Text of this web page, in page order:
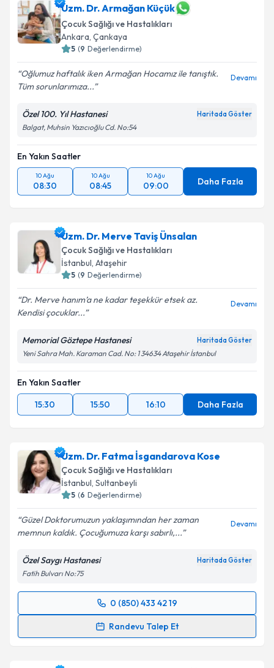
Uzm. Dr. Armağan Küçük
Çocuk Sağlığı ve Hastalıkları
Ankara, Çankaya
5 (9 Değerlendirme)
Oğlumuz haftalık iken Armağan Hocamız ile tanıştık.
Tüm sorunlarımıza...
Devamı
Özel 100. Yıl Hastanesi Haritada Göster
Balgat, Muhsin Yazıcıoğlu Cd. No:54
En Yakın Saatler
10 Ağu
08:30
10 Ağu
08:45
10 Ağu
09:00 Daha Fazla
Uzm. Dr. Merve Taviş Ünsalan
Çocuk Sağlığı ve Hastalıkları
İstanbul, Ataşehir
5 (9 Değerlendirme)
Dr. Merve hanım’a ne kadar teşekkür etsek az.
Kendisi çocuklar...
Devamı
Memorial Göztepe Hastanesi Haritada Göster
Yeni Sahra Mah. Karaman Cad. No: 1 34634 Ataşehir İstanbul
En Yakın Saatler
15:30
15:50 16:10 Daha Fazla
Uzm. Dr. Fatma İsgandarova Kose
Çocuk Sağlığı ve Hastalıkları
İstanbul, Sultanbeyli
5 (6 Değerlendirme)
Güzel Doktorumuzun yaklaşımından her zaman
memnun kaldık. Çocuğumuza karşı sabırlı,...
Devamı
Özel Saygı Hastanesi Haritada Göster
Fatih Bulvarı No:75
0 (850) 433 42 19
Randevu Talep Et
Randevu Takvimi Talebi